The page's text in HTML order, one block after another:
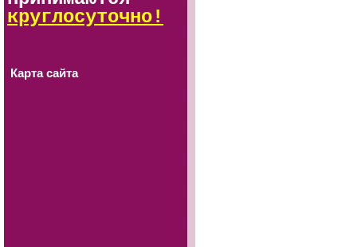
круглосуточно!
Карта сайта